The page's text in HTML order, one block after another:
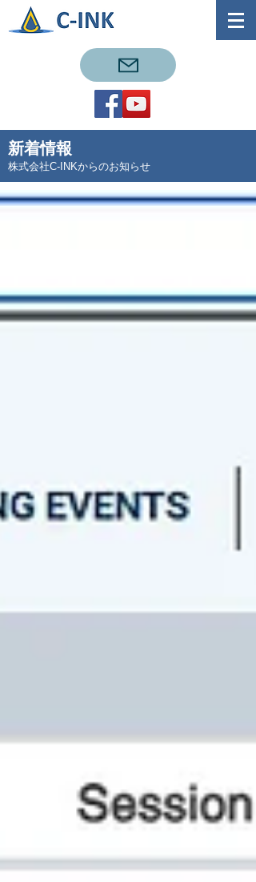
新着情報
株式会社C-INKからのお知らせ